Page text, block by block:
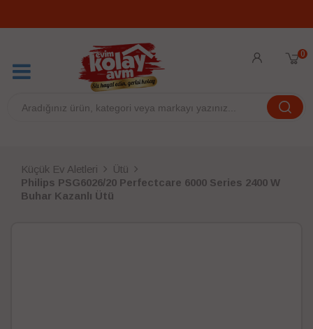
0
Küçük Ev Aletleri
Ütü
Philips PSG6026/20 Perfectcare 6000 Series 2400 W
Buhar Kazanlı Ütü